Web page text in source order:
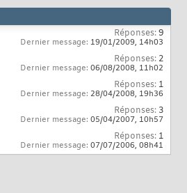
Réponses:9
Dernier message: 19/01/2009, 14h03
Réponses: 2
Dernier message: 06/08/2008, 11h02
Réponses: 1
Dernier message: 28/04/2008, 19h36
Réponses: 3
Dernier message: 05/04/2007, 10h57
Réponses: 1
Dernier message: 07/07/2006, 08h41